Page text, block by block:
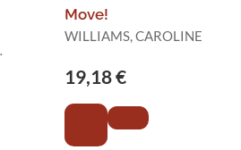
Move!
WILLIAMS, CAROLINE
19,18 €